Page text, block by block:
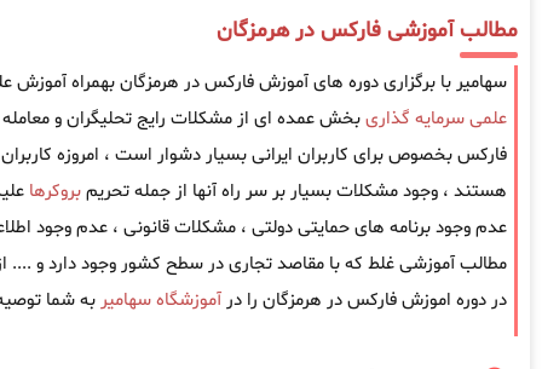
مطالب آموزشی فارکس در هرمزگان
سهامیر با برگزاری دوره های آموزش فارکس در هرمزگان بهمراه آموزش
علمی سرمایه گذاریبخش عمده ای از مشکلات رایج تحلیگران و
فارکس بخصوص برای کاربران ایرانی بسیار دشوار است ، امروزه کاربران
هستند ، وجود مشکلات بسیار بر سر راه آنها از جمله تحریمبروکرها
عدم وجود برنامه های حمایتی دولتی ، مشکلات قانونی ، عدم وجود
مطالب آموزشی غلط که با مقاصد تجاری در سطح کشور وجود دارد و
در دوره اموزش فارکس در هرمزگان را در آموزشگاه سهامیر به شما